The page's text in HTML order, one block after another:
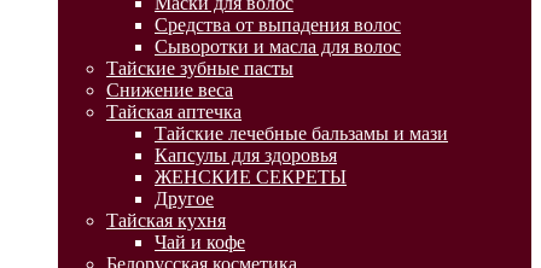
Средства от выпадения волос
Сыворотки и масла для волос
Тайские зубные пасты
Снижение веса
Тайская аптечка
Тайские лечебные бальзамы и мази
Капсулы для здоровья
ЖЕНСКИЕ СЕКРЕТЫ
Другое
Тайская кухня
Чай и кофе